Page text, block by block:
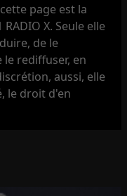
page est la
X. Seule elle
de le
rediffuser, en
aussi, elle
le droit d'en